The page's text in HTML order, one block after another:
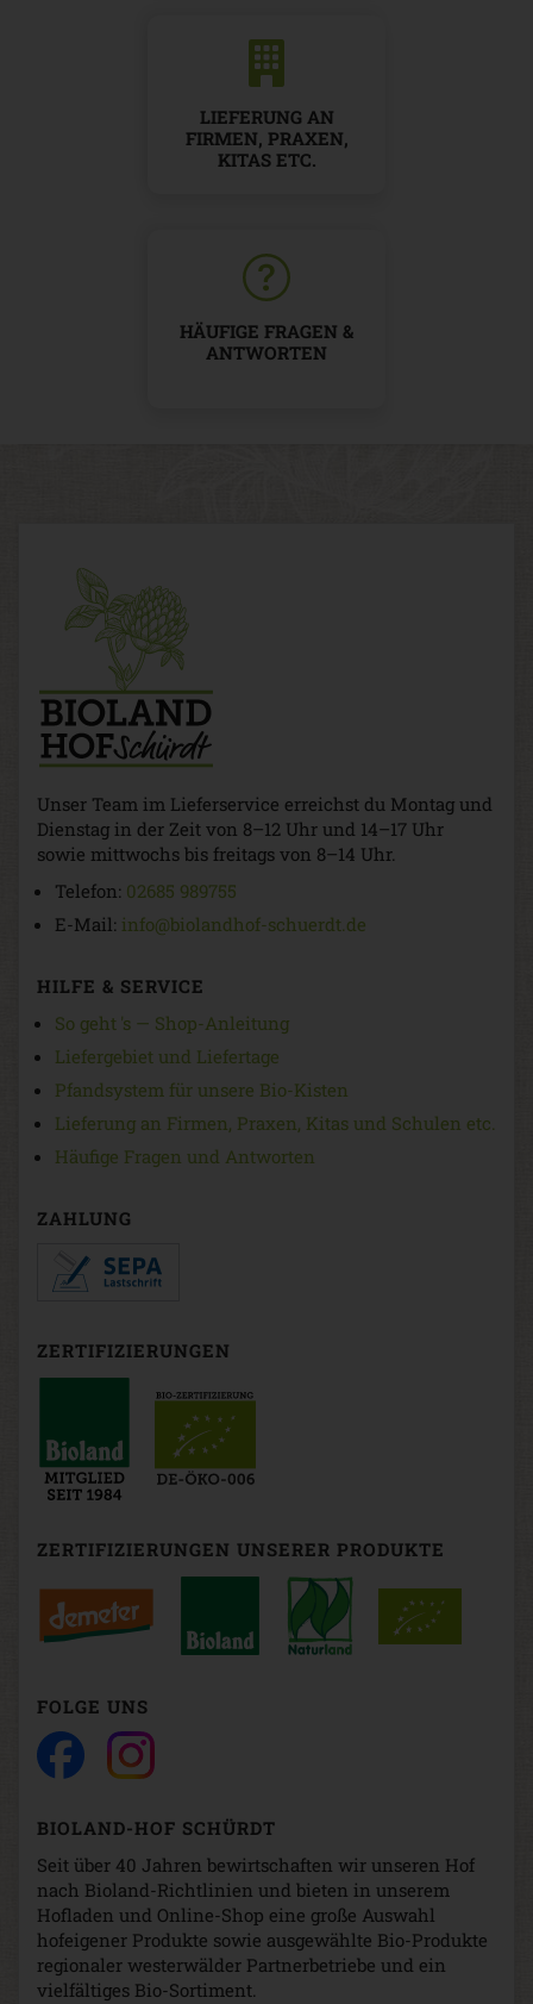
LIEFERUNG AN
FIRMEN, PRAXEN,
KITAS ETC.
HÄUFIGE FRAGEN &
ANTWORTEN
Unser Team im Lieferservice erreichst du Montag und
Dienstag in der Zeit von 8–12 Uhr und 14–17 Uhr
sowie mittwochs bis freitags von 8–14 Uhr.
Telefon: 02685 989755
E-Mail: info@biolandhof-schuerdt.de
HILFE & SERVICE
So geht 's — Shop-Anleitung
Liefergebiet und Liefertage
Pfandsystem für unsere Bio-Kisten
Lieferung an Firmen, Praxen, Kitas und Schulen etc.
Häufige Fragen und Antworten
ZAHLUNG
ZERTIFIZIERUNGEN
ZERTIFIZIERUNGEN UNSERER PRODUKTE
FOLGE UNS
BIOLAND-HOF SCHÜRDT
Seit über 40 Jahren bewirtschaften wir unseren Hof
nach Bioland-Richtlinien und bieten in unserem
Hofladen und Online-Shop eine große Auswahl
hofeigener Produkte sowie ausgewählte Bio-Produkte
regionaler westerwälder Partnerbetriebe und ein
vielfältiges Bio-Sortiment.